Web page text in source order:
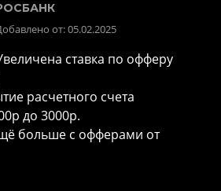
от: 05.02.2025
ставка по офферу
расчетного счета
до 3000р.
больше с офферами от